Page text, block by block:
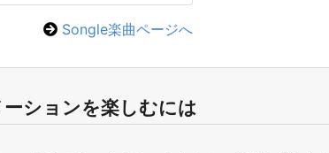
Songle楽曲ページへ
ションを楽しむには